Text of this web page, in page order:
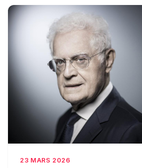
23 MARS 2026